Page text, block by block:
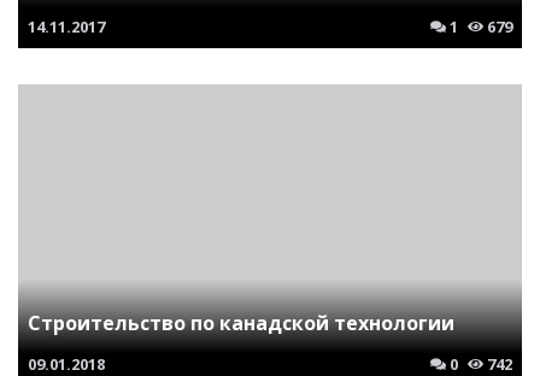
14.11.2017 1 679
Строительство по канадской технологии
09.01.2018 0 742